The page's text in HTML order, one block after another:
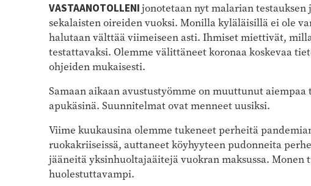
VASTAANOTOLLENIjonotetaan nyt malarian
sekalaisten oireiden vuoksi. Monilla kyläläisillä ei ole
halutaan välttää viimeiseen asti. Ihmiset miettivät,
testattavaksi. Olemme välittäneet koronaa koskevaa
ohjeiden mukaisesti.
Samaan aikaan avustustyömme on muuttunut
apukäsinä. Suunnitelmat ovat menneet uusiksi.
Viime kuukausina olemme tukeneet perheitä
ruokakriiseissä, auttaneet köyhyyteen pudonneita
jääneitä yksinhuoltajaäitejä vuokran maksussa. Monen
huolestuttavampi.